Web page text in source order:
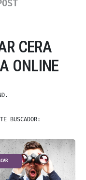
CERA
ONLINE
BUSCADOR: